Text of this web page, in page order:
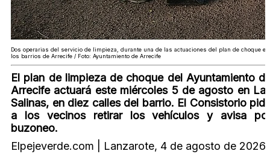
Dos operarias del servicio de limpieza, durante una de las actuaciones del plan de choque en
los barrios de Arrecife / Foto: Ayuntamiento de Arrecife
El plan de limpieza de choque del Ayuntamiento
Arrecife actuará este miércoles 5 de agosto en
Salinas, en diez calles del barrio. El Consistorio
a los vecinos retirar los vehículos y avisa
buzoneo.
Elpejeverde.com | Lanzarote, 4 de agosto de 2026